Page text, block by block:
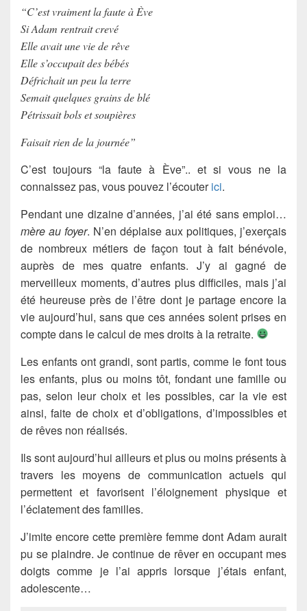
“C’est vraiment la faute à Ève
Si Adam rentrait crevé
Elle avait une vie de rêve
Elle s’occupait des bébés
Défrichait un peu la terre
Semait quelques grains de blé
Pétrissait bols et soupières
Faisait rien de la journée”
C’est toujours “la faute à Ève”.. et si vous ne la
connaissez pas, vous pouvez l’écouterici.
Pendant une dizaine d’années, j’ai été sans emploi…
mère au foyer. N’en déplaise aux politiques, j’exerçais
de nombreux métiers de façon tout à fait bénévole,
auprès de mes quatre enfants. J’y ai gagné de
merveilleux moments, d’autres plus difficiles, mais j’ai
été heureuse près de l’être dont je partage encore la
vie aujourd’hui, sans que ces années soient prises en
compte dans le calcul de mes droits à la retraite.
Les enfants ont grandi, sont partis, comme le font tous
les enfants, plus ou moins tôt, fondant une famille ou
pas, selon leur choix et les possibles, car la vie est
ainsi, faite de choix et d’obligations, d’impossibles et
de rêves non réalisés.
Ils sont aujourd’hui ailleurs et plus ou moins présents à
travers les moyens de communication actuels qui
permettent et favorisent l’éloignement physique et
l’éclatement des familles.
J’imite encore cette première femme dont Adam aurait
pu se plaindre. Je continue de rêver en occupant mes
doigts comme je l’ai appris lorsque j’étais enfant,
adolescente…